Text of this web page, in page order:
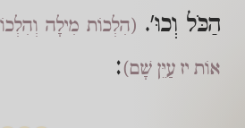
הַכֹּל וְכוּ'. (הִלְכוֹת מִילָה
אוֹת יז עַיֵּן שָׁם):